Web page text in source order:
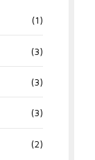
(1)
(3)
(3)
(3)
(2)